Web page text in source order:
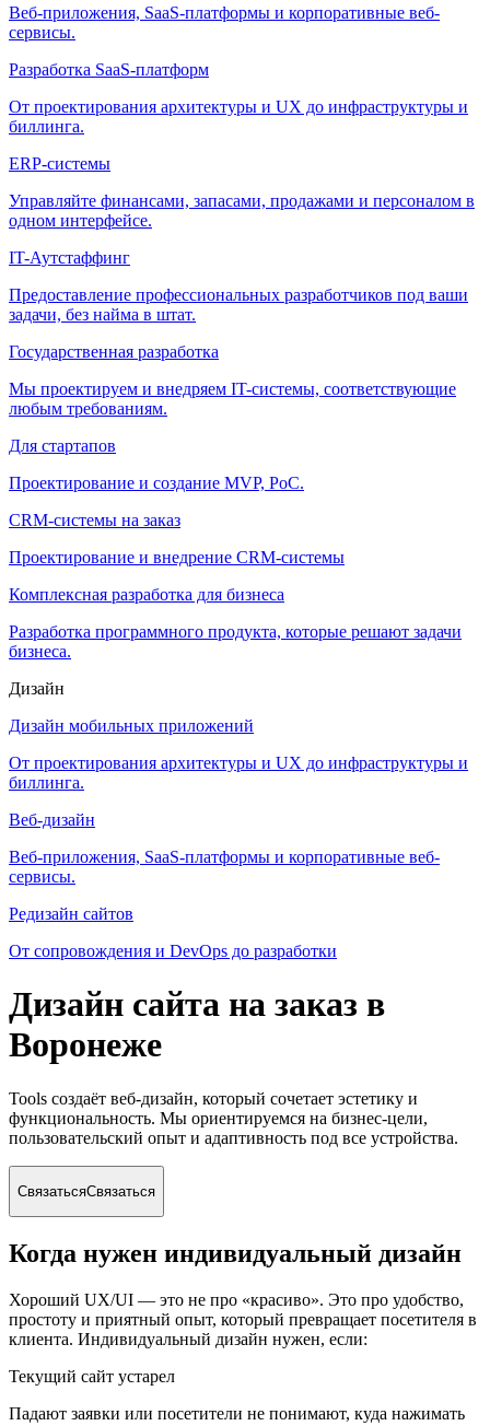
Веб-приложения, SaaS-платформы и корпоративные веб-
сервисы.
Разработка SaaS-платформ
От проектирования архитектуры и UX до инфраструктуры и
биллинга.
ERP-системы
Управляйте финансами, запасами, продажами и персоналом в
одном интерфейсе.
IT-Аутстаффинг
Предоставление профессиональных разработчиков под ваши
задачи, без найма в штат.
Государственная разработка
Мы проектируем и внедряем IT-системы, соответствующие
любым требованиям.
Для стартапов
Проектирование и создание MVP, PoC.
CRM-системы на заказ
Проектирование и внедрение CRM-системы
Комплексная разработка для бизнеса
Разработка программного продукта, которые решают задачи
бизнеса.
Дизайн
Дизайн мобильных приложений
От проектирования архитектуры и UX до инфраструктуры и
биллинга.
Веб-дизайн
Веб-приложения, SaaS-платформы и корпоративные веб-
сервисы.
Редизайн сайтов
От сопровождения и DevOps до разработки
Дизайн сайта на заказ в
Воронеже
Tools создаёт веб-дизайн, который сочетает эстетику и
функциональность. Мы ориентируемся на бизнес-цели,
пользовательский опыт и адаптивность под все устройства.
СвязатьсяСвязаться
Когда нужен индивидуальный дизайн
Хороший UX/UI — это не про «красиво». Это про удобство,
простоту и приятный опыт, который превращает посетителя в
клиента. Индивидуальный дизайн нужен, если:
Текущий сайт устарел
Падают заявки или посетители не понимают, куда нажимать